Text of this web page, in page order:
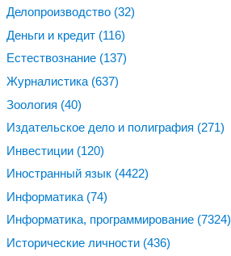
Делопроизводство (32)
Деньги и кредит (116)
Естествознание (137)
Журналистика (637)
Зоология (40)
Издательское дело и полиграфия (271)
Инвестиции (120)
Иностранный язык (4422)
Информатика (74)
Информатика, программирование (7324)
Исторические личности (436)